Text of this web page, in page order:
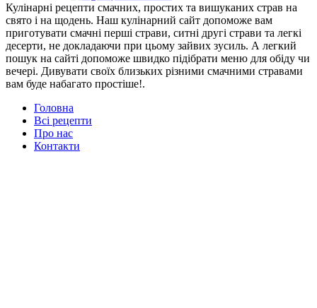
Кулінарні рецепти смачних, простих та вишуканих страв на
свято і на щодень. Наш кулінарний сайт допоможе вам
приготувати смачні перші страви, ситні другі страви та легкі
десерти, не докладаючи при цьому зайвих зусиль. А легкий
пошук на сайті допоможе швидко підібрати меню для обіду чи
вечері. Дивувати своїх близьких різними смачними стравами
вам буде набагато простіше!.
Головна
Всі рецепти
Про нас
Контакти